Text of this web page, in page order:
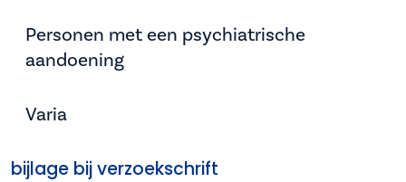
Personen met een psychiatrische
aandoening
Varia
bijlage bij verzoekschrift